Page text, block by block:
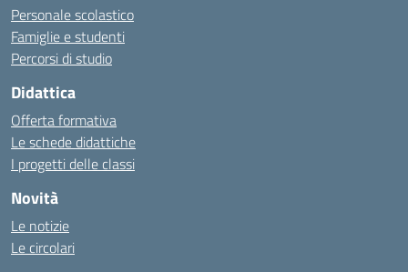
Personale scolastico
Famiglie e studenti
Percorsi di studio
Didattica
Offerta formativa
Le schede didattiche
I progetti delle classi
Novità
Le notizie
Le circolari